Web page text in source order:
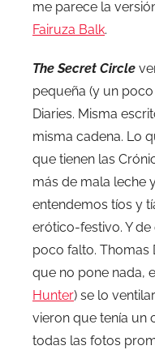
me parece la
Fairuza Balk.
The Secret Circle
pequeña (y un
Diaries. Misma
misma cadena. Lo
que tienen las
más de mala leche
entendemos tíos y
erótico-festivo. Y de
poco falto. Thomas
que no pone nada,
Hunter) se lo
vieron que tenía un
todas las fotos